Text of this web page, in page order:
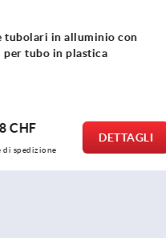
Maniglie tubolari in
angolo, con supporti
da60,03 CHF
più le spese di spedizione